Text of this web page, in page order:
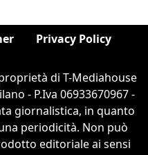
Privacy Policy
di T-Mediahouse
- P.Iva 06933670967 -
giornalistica, in quanto
periodicità. Non può
editoriale ai sensi